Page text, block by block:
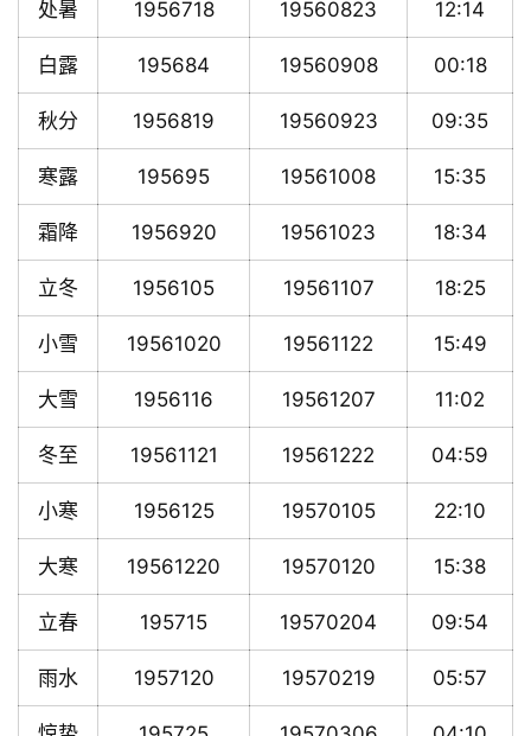
处暑 1956718 19560823 12:14
白露 195684 19560908 00:18
秋分 1956819 19560923 09:35
寒露 195695 19561008 15:35
霜降 1956920 19561023 18:34
立冬 1956105 19561107 18:25
小雪 19561020 19561122 15:49
大雪 1956116 19561207 11:02
冬至 19561121 19561222 04:59
小寒 1956125 19570105 22:10
大寒 19561220 19570120 15:38
立春 195715 19570204 09:54
雨水 1957120 19570219 05:57